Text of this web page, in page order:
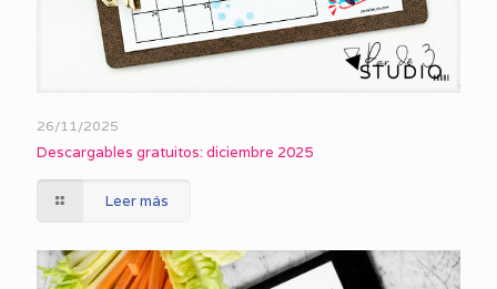
26/11/2025
Descargables gratuitos: diciembre 2025
Leer más